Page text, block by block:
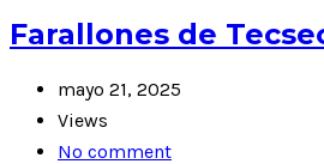
Farallones de
mayo 21, 2025
Views
No comment